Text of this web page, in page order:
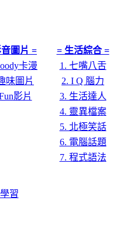
圖片 = = 生活綜合 =
卡漫 1. 七嘴八舌
味圖片 2. I Q 腦力
影片 3. 生活達人
4. 靈異檔案
5. 北極笑話
6. 電腦話題
7. 程式語法
習